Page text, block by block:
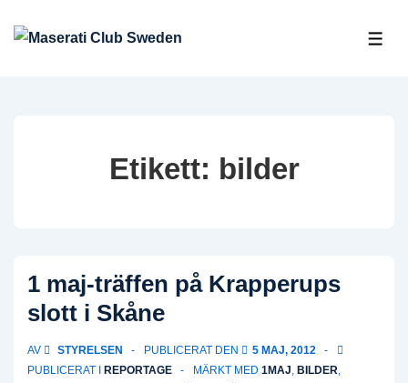
Hoppa
Etikett: bilder
1 maj-träffen på Krapperups
slott i Skåne
AV STYRELSEN PUBLICERAT DEN
5 MAJ, 2012
PUBLICERAT I
REPORTAGE MÄRKT MED 1MAJ, BILDER,